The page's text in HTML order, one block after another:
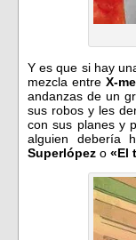
Y es que si hay
mezcla entreX-
andanzas de un
sus robos y les
con sus planes y
alguien debería
Superlópez o «El